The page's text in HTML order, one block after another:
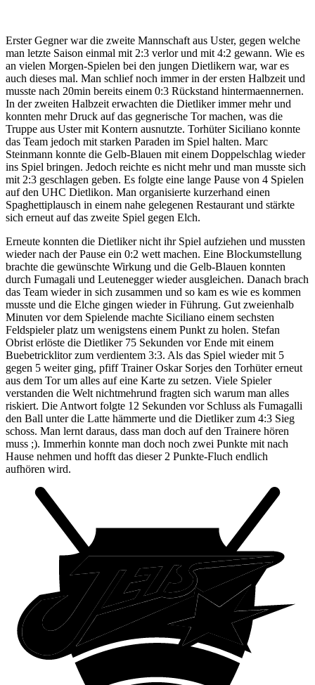
Erster Gegner war die zweite Mannschaft aus Uster, gegen welche
man letzte Saison einmal mit 2:3 verlor und mit 4:2 gewann. Wie es
an vielen Morgen-Spielen bei den jungen Dietlikern war, war es
auch dieses mal. Man schlief noch immer in der ersten Halbzeit und
musste nach 20min bereits einem 0:3 Rückstand hintermaennernen.
In der zweiten Halbzeit erwachten die Dietliker immer mehr und
konnten mehr Druck auf das gegnerische Tor machen, was die
Truppe aus Uster mit Kontern ausnutzte. Torhüter Siciliano konnte
das Team jedoch mit starken Paraden im Spiel halten. Marc
Steinmann konnte die Gelb-Blauen mit einem Doppelschlag wieder
ins Spiel bringen. Jedoch reichte es nicht mehr und man musste sich
mit 2:3 geschlagen geben. Es folgte eine lange Pause von 4 Spielen
auf den UHC Dietlikon. Man organisierte kurzerhand einen
Spaghettiplausch in einem nahe gelegenen Restaurant und stärkte
sich erneut auf das zweite Spiel gegen Elch.
Erneute konnten die Dietliker nicht ihr Spiel aufziehen und mussten
wieder nach der Pause ein 0:2 wett machen. Eine Blockumstellung
brachte die gewünschte Wirkung und die Gelb-Blauen konnten
durch Fumagali und Leutenegger wieder ausgleichen. Danach brach
das Team wieder in sich zusammen und so kam es wie es kommen
musste und die Elche gingen wieder in Führung. Gut zweienhalb
Minuten vor dem Spielende machte Siciliano einem sechsten
Feldspieler platz um wenigstens einem Punkt zu holen. Stefan
Obrist erlöste die Dietliker 75 Sekunden vor Ende mit einem
Buebetricklitor zum verdientem 3:3. Als das Spiel wieder mit 5
gegen 5 weiter ging, pfiff Trainer Oskar Sorjes den Torhüter erneut
aus dem Tor um alles auf eine Karte zu setzen. Viele Spieler
verstanden die Welt nichtmehrund fragten sich warum man alles
riskiert. Die Antwort folgte 12 Sekunden vor Schluss als Fumagalli
den Ball unter die Latte hämmerte und die Dietliker zum 4:3 Sieg
schoss. Man lernt daraus, dass man doch auf den Trainere hören
muss ;). Immerhin konnte man doch noch zwei Punkte mit nach
Hause nehmen und hofft das dieser 2 Punkte-Fluch endlich
aufhören wird.